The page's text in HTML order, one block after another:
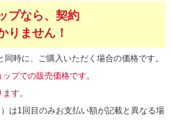
プなら、契約
りません！
時に、ご購入いただく場合の価格です。
プでの販売価格です。
す。
は1回目のみお支払い額が記載と異なる場